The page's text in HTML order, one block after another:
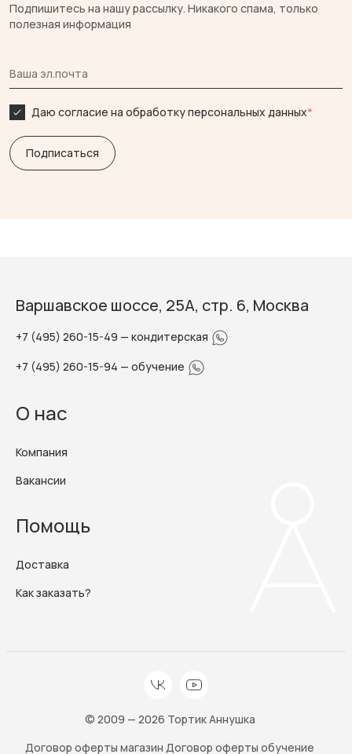
Подпишитесь на нашу рассылку. Никакого спама, только
полезная информация
Даю согласие на обработку персональных данных*
Варшавское шоссе, 25А, стр. 6, Москва
+7 (495) 260-15-49 — кондитерская
+7 (495) 260-15-94 — обучение
О нас
Компания
Вакансии
Помощь
Доставка
Как заказать?
© 2009 — 2026 Тортик Аннушка
Договор оферты магазин Договор оферты обучение